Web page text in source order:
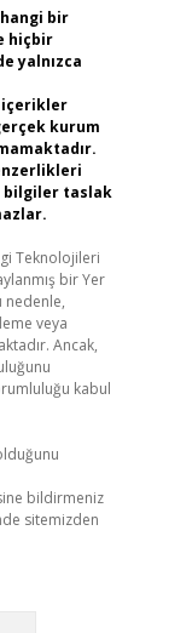
bir
hiçbir
yalnızca
içerikler
kurum
bilgiler taslak
Teknolojileri
bir Yer
nedenle,
veya
Ancak,
kabul
bildirmeniz
sitemizden